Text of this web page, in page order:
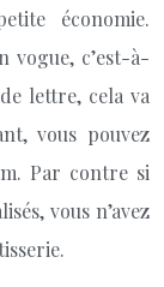
économie.
vogue, c’est-à-
lettre, cela va
vous pouvez
Par contre si
vous n’avez